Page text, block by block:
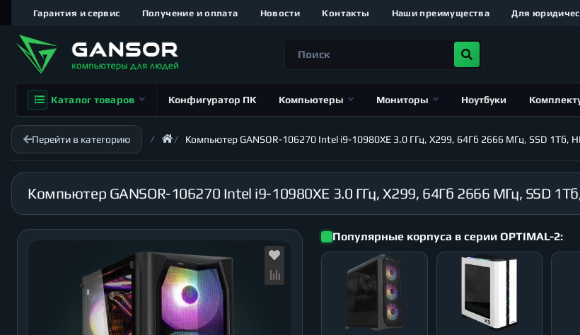
Гарантия и сервис Получение и оплата Новости Контакты Наши преимущества Для
Каталог товаров Конфигуратор ПК Компьютеры Мониторы Ноутбуки
Перейти в категорию Компьютер GANSOR-106270 Intel i9-10980XE 3.0 ГГц, X299, 64Гб 2666 МГц, SSD 1Тб,
Популярные корпуса в серии OPTIMAL-2: